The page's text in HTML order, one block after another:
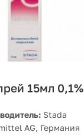
15мл 0,1%
Stada
AG, Германия